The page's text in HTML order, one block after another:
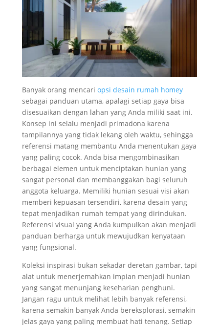
Banyak orang mencari opsi desain rumah homey
sebagai panduan utama, apalagi setiap gaya bisa
disesuaikan dengan lahan yang Anda miliki saat ini.
Konsep ini selalu menjadi primadona karena
tampilannya yang tidak lekang oleh waktu, sehingga
referensi matang membantu Anda menentukan gaya
yang paling cocok. Anda bisa mengombinasikan
berbagai elemen untuk menciptakan hunian yang
sangat personal dan membanggakan bagi seluruh
anggota keluarga. Memiliki hunian sesuai visi akan
memberi kepuasan tersendiri, karena desain yang
tepat menjadikan rumah tempat yang dirindukan.
Referensi visual yang Anda kumpulkan akan menjadi
panduan berharga untuk mewujudkan kenyataan
yang fungsional.
Koleksi inspirasi bukan sekadar deretan gambar, tapi
alat untuk menerjemahkan impian menjadi hunian
yang sangat menunjang keseharian penghuni.
Jangan ragu untuk melihat lebih banyak referensi,
karena semakin banyak Anda bereksplorasi, semakin
jelas gaya yang paling membuat hati tenang. Setiap